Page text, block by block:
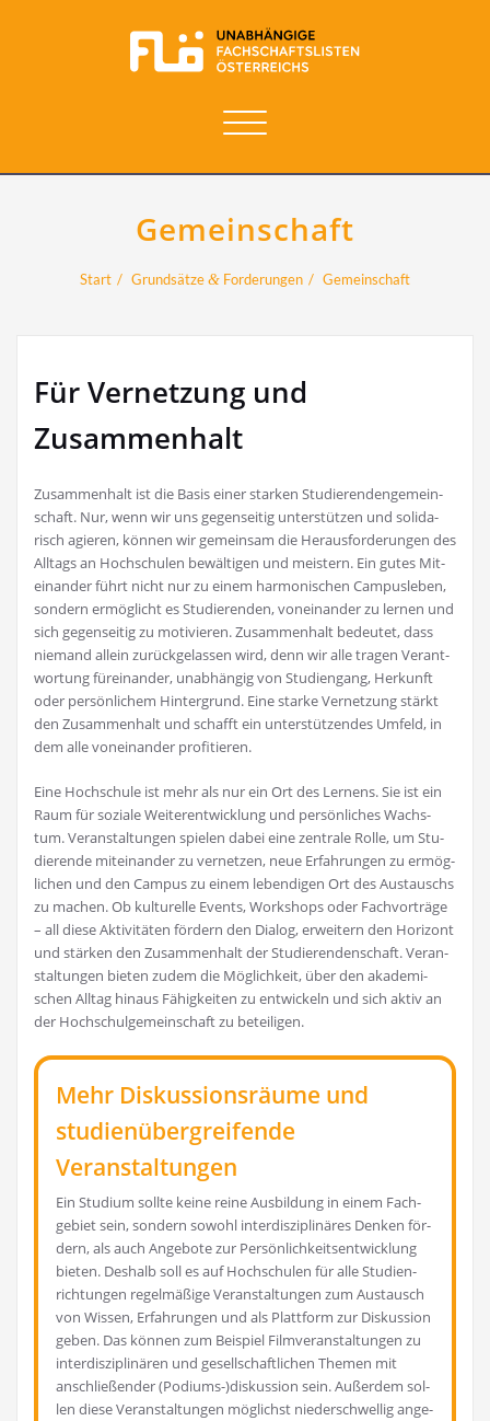
Navigation
Gemeinschaft
Start Grundsätze& Forderungen Gemeinschaft
Für Vernetzung und
Zusammenhalt
Zusam­men­halt ist die Basis einer star­ken Stu­die­ren­den­ge­mein­
schaft. Nur, wenn wir uns gegen­sei­tig unter­stüt­zen und soli­da­
risch agie­ren, kön­nen wir gemein­sam die Her­aus­for­de­run­gen des
All­tags an Hoch­schu­len bewäl­ti­gen und meis­tern. Ein gutes Mit­
ein­an­der führt nicht nur zu einem har­mo­ni­schen Cam­pus­le­ben,
son­dern ermög­licht es Stu­die­ren­den, von­ein­an­der zu ler­nen und
sich gegen­sei­tig zu moti­vie­ren. Zusam­men­halt bedeu­tet, dass
nie­mand allein zurück­ge­las­sen wird, denn wir alle tra­gen Ver­ant­
wor­tung für­ein­an­der, unab­hän­gig von Stu­di­en­gang, Her­kunft
oder per­sön­li­chem Hin­ter­grund. Eine star­ke Ver­net­zung stärkt
den Zusam­men­halt und schafft ein unter­stüt­zen­des Umfeld, in
dem alle von­ein­an­der profitieren.
Eine Hoch­schu­le ist mehr als nur ein Ort des Ler­nens. Sie ist ein
Raum für sozia­le Wei­ter­ent­wick­lung und per­sön­li­ches Wachs­
tum. Ver­an­stal­tun­gen spie­len dabei eine zen­tra­le Rol­le, um Stu­
die­ren­de mit­ein­an­der zu ver­net­zen, neue Erfah­run­gen zu ermög­
li­chen und den Cam­pus zu einem leben­di­gen Ort des Aus­tauschs
zu machen. Ob kul­tu­rel­le Events, Work­shops oder Fach­vor­trä­ge
– all die­se Akti­vi­tä­ten för­dern den Dia­log, erwei­tern den Hori­zont
und stär­ken den Zusam­men­halt der Stu­die­ren­den­schaft. Ver­an­
stal­tun­gen bie­ten zudem die Mög­lich­keit, über den aka­de­mi­
schen All­tag hin­aus Fähig­kei­ten zu ent­wi­ckeln und sich aktiv an
der Hoch­schul­ge­mein­schaft zu beteiligen.
Mehr Diskussionsräume und
studienübergreifende
Veranstaltungen
Ein Stu­di­um soll­te kei­ne rei­ne Aus­bil­dung in einem Fach­
ge­biet sein, son­dern sowohl inter­dis­zi­pli­nä­res Den­ken för­
dern, als auch Ange­bo­te zur Per­sön­lich­keits­ent­wick­lung
bie­ten. Des­halb soll es auf Hoch­schu­len für alle Stu­di­en­
rich­tun­gen regel­mä­ßi­ge Ver­an­stal­tun­gen zum Aus­tausch
von Wis­sen, Erfah­run­gen und als Platt­form zur Dis­kus­si­on
geben. Das kön­nen zum Bei­spiel Film­ver­an­stal­tun­gen zu
inter­dis­zi­pli­nä­ren und gesell­schaft­li­chen The­men mit
anschlie­ßen­der (Podiums-)diskussion sein. Außer­dem sol­
len die­se Ver­an­stal­tun­gen mög­lichst nie­der­schwel­lig ange­